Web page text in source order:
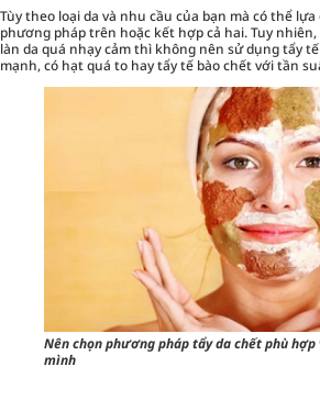
Tùy theo loại da và nhu cầu của bạn mà có thể
phương pháp trên hoặc kết hợp cả hai. Tuy
làn da quá nhạy cảm thì không nên sử dụng tẩy
mạnh, có hạt quá to hay tẩy tế bào chết với tần
Nên chọn phương pháp tẩy da chết phù
mình